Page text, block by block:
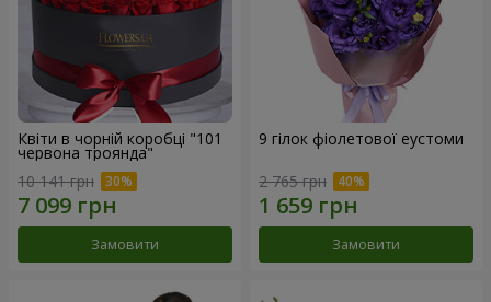
Квіти в чорній коробці "101
червона троянда"
10 141 грн
Замовити
9 гілок фіолетової еустоми
2 765 грн
Замовити